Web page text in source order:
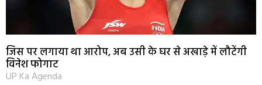
जिस पर लगाया था आरोप, अब उसी के घर से अखाड़े में लौटेंगी
विनेश फोगाट
UP Ka Agenda